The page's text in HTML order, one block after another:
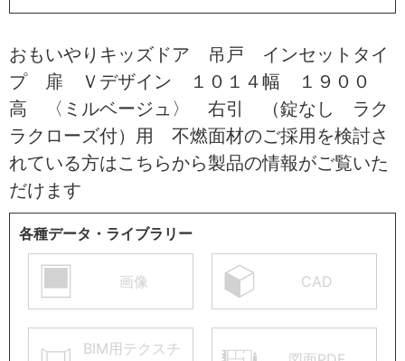
おもいやりキッズドア 吊戸 インセットタイ
プ 扉 Ｖデザイン １０１４幅 １９００
高 〈ミルベージュ〉 右引 （錠なし ラク
ラクローズ付）用 不燃面材のご採用を検討さ
れている方はこちらから製品の情報がご覧いた
だけます
各種データ・ライブラリー
画像 CAD
BIM用テクスチ